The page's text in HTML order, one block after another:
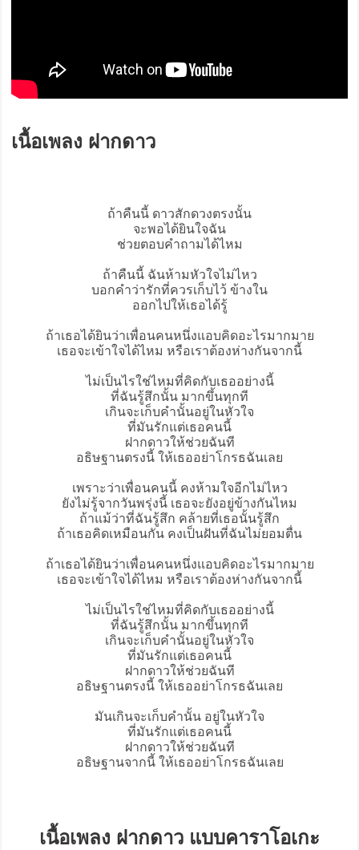
เนื้อเพลง ฝากดาว
ถ้าคืนนี้ ดาวสักดวงตรงนั้น
จะพอได้ยินใจฉัน
ช่วยตอบคำถามได้ไหม
ถ้าคืนนี้ ฉันห้ามหัวใจไม่ไหว
บอกคำว่ารักที่ควรเก็บไว้ ข้างใน
ออกไปให้เธอได้รู้
ถ้าเธอได้ยินว่าเพื่อนคนหนึ่งแอบคิดอะไรมากมาย
เธอจะเข้าใจได้ไหม หรือเราต้องห่างกันจากนี้
ไม่เป็นไรใช่ไหมที่คิดกับเธออย่างนี้
ที่ฉันรู้สึกนั้น มากขึ้นทุกที
เกินจะเก็บคำนั้นอยู่ในหัวใจ
ที่มันรักแต่เธอคนนี้
ฝากดาวให้ช่วยฉันที
อธิษฐานตรงนี้ ให้เธออย่าโกรธฉันเลย
เพราะว่าเพื่อนคนนี้ คงห้ามใจอีกไม่ไหว
ยังไม่รู้จากวันพรุ่งนี้ เธอจะยังอยู่ข้างกันไหม
ถ้าแม้ว่าที่ฉันรู้สึก คล้ายที่เธอนั้นรู้สึก
ถ้าเธอคิดเหมือนกัน คงเป็นฝันที่ฉันไม่ยอมตื่น
ถ้าเธอได้ยินว่าเพื่อนคนหนึ่งแอบคิดอะไรมากมาย
เธอจะเข้าใจได้ไหม หรือเราต้องห่างกันจากนี้
ไม่เป็นไรใช่ไหมที่คิดกับเธออย่างนี้
ที่ฉันรู้สึกนั้น มากขึ้นทุกที
เกินจะเก็บคำนั้นอยู่ในหัวใจ
ที่มันรักแต่เธอคนนี้
ฝากดาวให้ช่วยฉันที
อธิษฐานตรงนี้ ให้เธออย่าโกรธฉันเลย
มันเกินจะเก็บคำนั้น อยู่ในหัวใจ
ที่มันรักแต่เธอคนนี้
ฝากดาวให้ช่วยฉันที
อธิษฐานจากนี้ ให้เธออย่าโกรธฉันเลย
เนื้อเพลง ฝากดาว แบบคาราโอเกะ